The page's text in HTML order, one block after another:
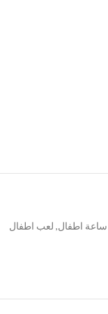
ساعة اطفال, لعب اطفال